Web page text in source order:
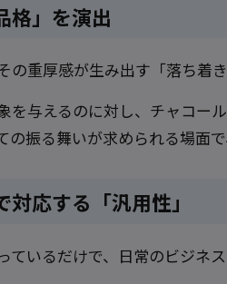
格」を演出
重厚感が生み出す「落ち着き
を与えるのに対し、チャコー
振る舞いが求められる場面
応する「汎用性」
ているだけで、日常のビジネ